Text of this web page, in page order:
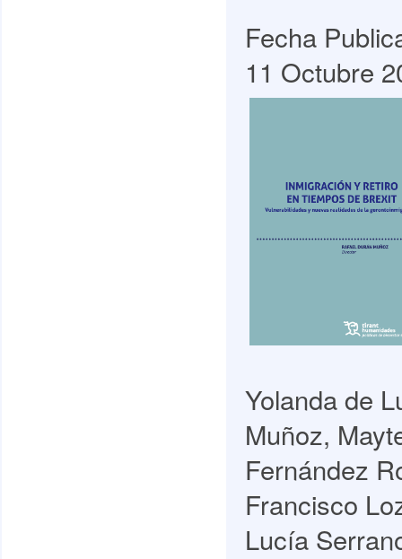
Fecha
11 Octubre
Yolanda de
Muñoz,
Fernández
Francisco
Lucía